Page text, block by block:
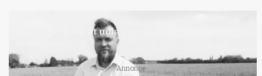
Det er en uskik at udlægge et røgslør om
Annonce